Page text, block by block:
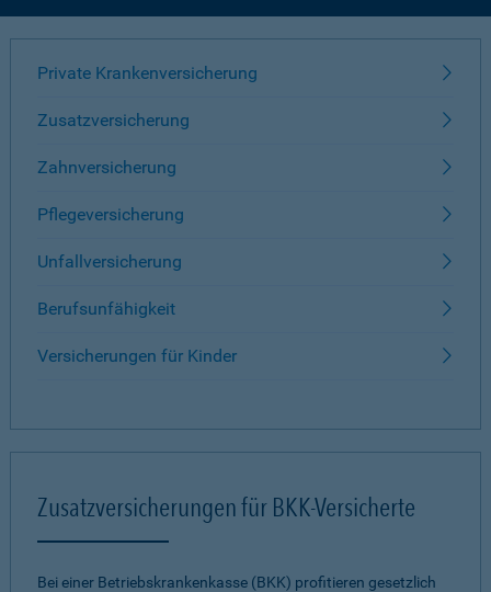
Private Krankenversicherung
Zusatzversicherung
Zahnversicherung
Pflegeversicherung
Unfallversicherung
Berufsunfähigkeit
Versicherungen für Kinder
Zusatzversicherungen für BKK-Versicherte
Bei einer Betriebskrankenkasse (BKK) profitieren gesetzlich